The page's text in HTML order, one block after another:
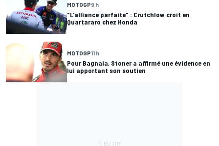
MOTOGP9 h
"L'alliance parfaite" : Crutchlow croit en
Quartararo chez Honda
MOTOGP11 h
Pour Bagnaia, Stoner a affirmé une évidence en
lui apportant son soutien